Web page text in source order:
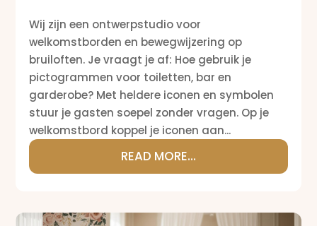
Wij zijn een ontwerpstudio voor
welkomstborden en bewegwijzering op
bruiloften. Je vraagt je af: Hoe gebruik je
pictogrammen voor toiletten, bar en
garderobe? Met heldere iconen en symbolen
stuur je gasten soepel zonder vragen. Op je
welkomstbord koppel je iconen aan...
READ MORE...